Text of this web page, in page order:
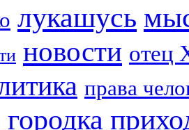
лукашусь
новости отец
права